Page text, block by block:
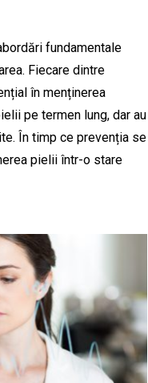
fundamentale
Fiecare dintre
în menținerea
pe termen lung, dar au
În timp ce prevenția se
pielii într-o stare